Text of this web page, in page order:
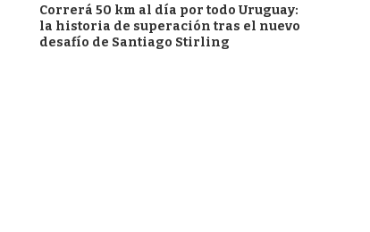
Correrá 50 km al día por todo Uruguay:
la historia de superación tras el nuevo
desafío de Santiago Stirling